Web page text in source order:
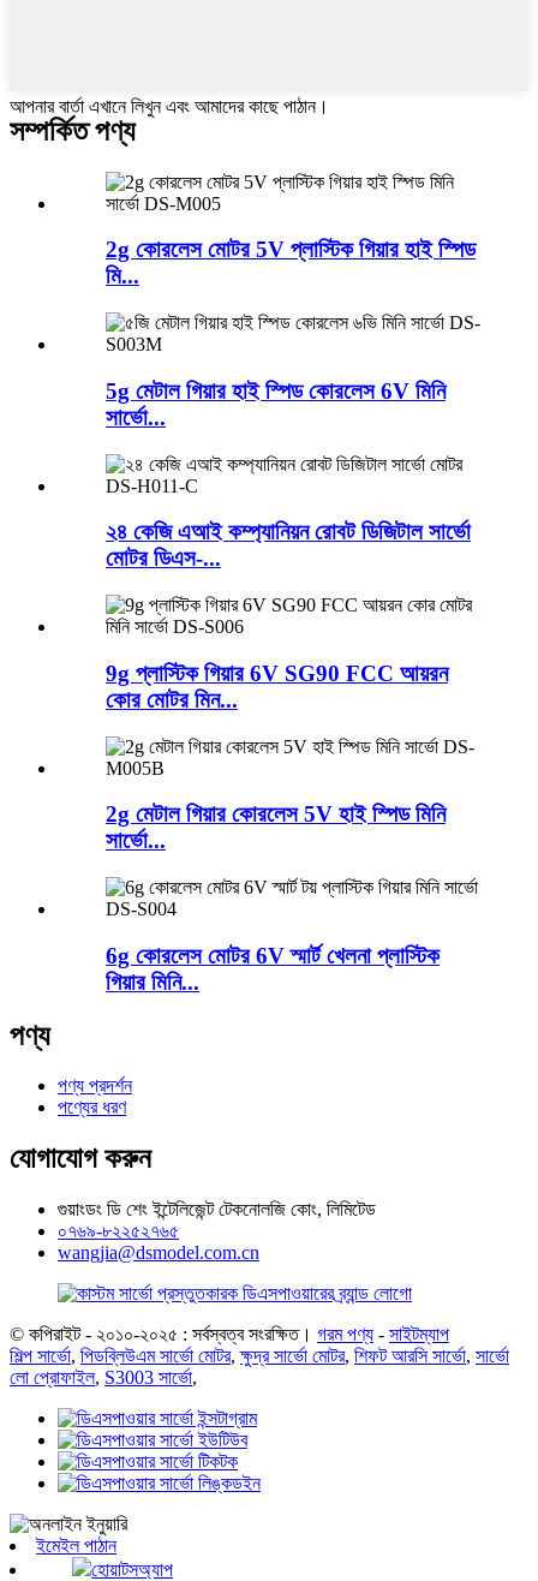
আপনার বার্তা এখানে লিখুন এবং আমাদের কাছে পাঠান।
সম্পর্কিত পণ্য
2g কোরলেস মোটর 5V প্লাস্টিক গিয়ার হাই স্পিড
মি...
5g মেটাল গিয়ার হাই স্পিড কোরলেস 6V মিনি
সার্ভো...
২৪ কেজি এআই কম্প্যানিয়ন রোবট ডিজিটাল সার্ভো
মোটর ডিএস-...
9g প্লাস্টিক গিয়ার 6V SG90 FCC আয়রন
কোর মোটর মিন...
2g মেটাল গিয়ার কোরলেস 5V হাই স্পিড মিনি
সার্ভো...
6g কোরলেস মোটর 6V স্মার্ট খেলনা প্লাস্টিক
গিয়ার মিনি...
পণ্য
পণ্য প্রদর্শন
পণ্যের ধরণ
যোগাযোগ করুন
গুয়াংডং ডি শেং ইন্টেলিজেন্ট টেকনোলজি কোং, লিমিটেড
০৭৬৯-৮২২৫২৭৬৫
wangjia@dsmodel.com.cn
© কপিরাইট - ২০১০-২০২৫ : সর্বস্বত্ব সংরক্ষিত। গরম পণ্য - সাইটম্যাপ
শিল্প সার্ভো, পিডব্লিউএম সার্ভো মোটর,ক্ষুদ্র সার্ভো মোটর, শিফট আরসি সার্ভো, সার্ভো
লো প্রোফাইল, S3003 সার্ভো,
ইমেইল পাঠান
হোয়াটসঅ্যাপ